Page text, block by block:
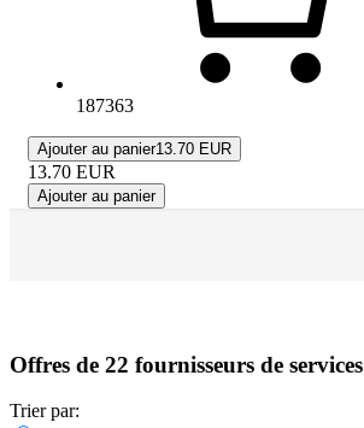
187363
Ajouter au panier13.70 EUR
13.70 EUR
Ajouter au panier
Offres de 22 fournisseurs de services
Trier par: